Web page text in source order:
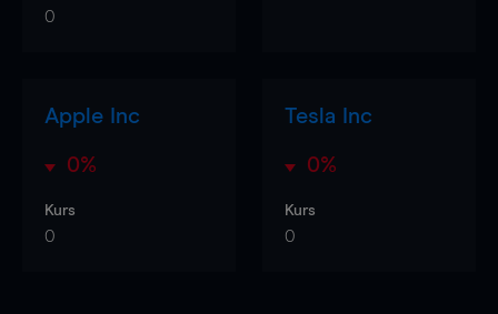
0
Apple Inc
0%
Kurs
0
Tesla Inc
0%
Kurs
0